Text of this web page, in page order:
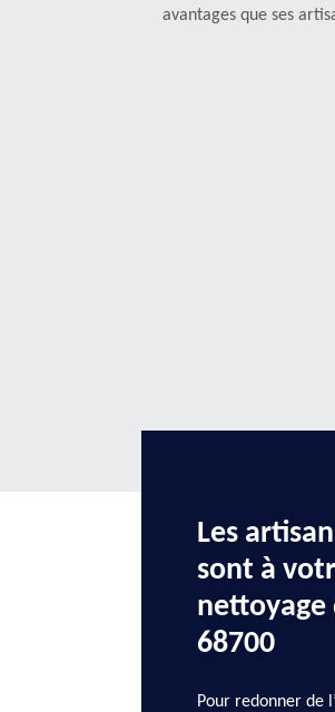
avantages que ses
Les
sont à
nettoyage
68700
Pour redonner de